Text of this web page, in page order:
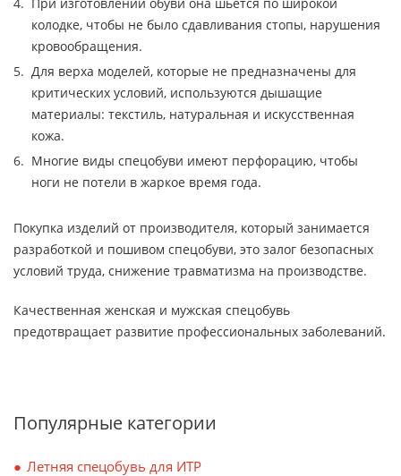
колодке, чтобы не было сдавливания стопы, нарушения
кровообращения.
Для верха моделей, которые не предназначены для
критических условий, используются дышащие
материалы: текстиль, натуральная и искусственная
кожа.
Многие виды спецобуви имеют перфорацию, чтобы
ноги не потели в жаркое время года.
Покупка изделий от производителя, который занимается
разработкой и пошивом спецобуви, это залог безопасных
условий труда, снижение травматизма на производстве.
Качественная женская и мужская спецобувь
предотвращает развитие профессиональных заболеваний.
Популярные категории
Летняя спецобувь для ИТР